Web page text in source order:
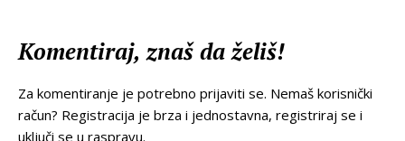
Komentiraj, znaš da želiš!
Za komentiranje je potrebno prijaviti se. Nemaš korisnički
račun? Registracija je brza i jednostavna, registriraj se i
uključi se u raspravu.